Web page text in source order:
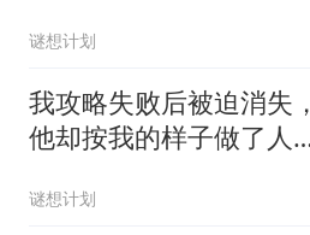
谜想计划
我攻略失败后被迫消失，
他却按我的样子做了人
谜想计划